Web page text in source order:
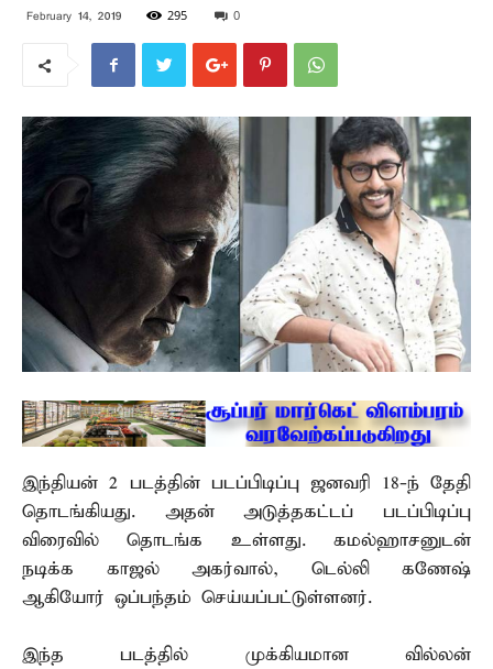
February 14, 2019 295 0
இந்தியன் 2 படத்தின் படப்பிடிப்பு ஜனவரி 18-ந் தேதி
தொடங்கியது. அதன் அடுத்தகட்டப் படப்பிடிப்பு
விரைவில் தொடங்க உள்ளது. கமல்ஹாசனுடன்
நடிக்க காஜல் அகர்வால், டெல்லி கணேஷ்
ஆகியோர் ஒப்பந்தம் செய்யப்பட்டுள்ளனர்.
இந்த படத்தில் முக்கியமான வில்லன்